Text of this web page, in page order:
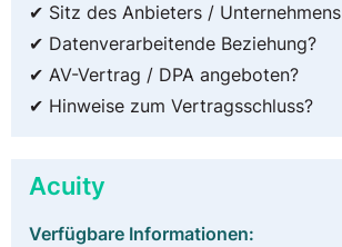
✔ Sitz des Anbieters / Unternehmens
✔ Datenverarbeitende Beziehung?
✔ AV-Vertrag / DPA angeboten?
✔ Hinweise zum Vertragsschluss?
Acuity
Verfügbare Informationen: